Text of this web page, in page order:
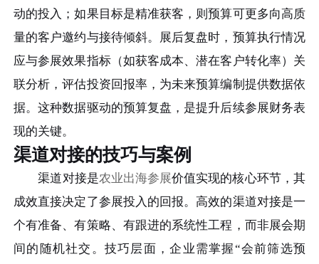
动的投入；如果目标是精准获客，则预算可更多向高质
量的客户邀约与接待倾斜。展后复盘时，预算执行情况
应与参展效果指标（如获客成本、潜在客户转化率）关
联分析，评估投资回报率，为未来预算编制提供数据依
据。这种数据驱动的预算复盘，是提升后续参展财务表
现的关键。
渠道对接的技巧与案例
渠道对接是农业出海参展价值实现的核心环节，其
成效直接决定了参展投入的回报。高效的渠道对接是一
个有准备、有策略、有跟进的系统性工程，而非展会期
间的随机社交。技巧层面，企业需掌握“会前筛选预